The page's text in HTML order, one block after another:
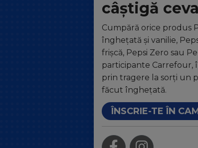
câștigă
Cumpără orice produs
înghețată și vanilie,
frișcă, Pepsi Zero sau
participante Carrefour,
prin tragere la sorți un
făcut înghețată.
ÎNSCRIE-TE ÎN